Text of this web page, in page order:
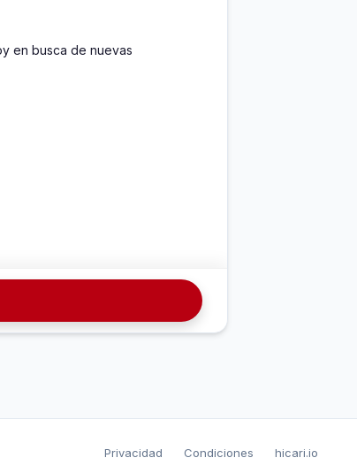
en busca de nuevas
Privacidad Condiciones hicari.io